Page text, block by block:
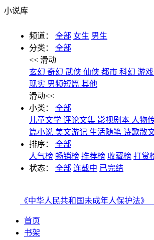
小说库
频道： 全部 女生 男生
分类：
全部
<< 滑动
玄幻 奇幻 武侠 仙侠 都市 科幻 游戏
现实 男频短篇 其他
滑动<<
小类：
全部
儿童文学 评论文集 影视剧本 人物
篇小说 美文游记 生活随笔 诗歌散
排序：
全部
人气榜 畅销榜 推荐榜 收藏榜 打赏
状态：
全部 连载中 已完结
《中华人民共和国未成年人保护法》
首页
书架